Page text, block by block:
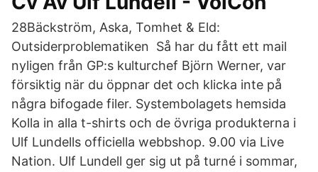
28Bäckström, Aska, Tomhet & Eld:
Outsiderproblematiken Så har du fått ett mail
nyligen från GP:s kulturchef Björn Werner, var
försiktig när du öppnar det och klicka inte på
några bifogade filer. Systembolagets hemsida
Kolla in alla t-shirts och de övriga produkterna i
Ulf Lundells officiella webbshop. 9.00 via Live
Nation. Ulf Lundell ger sig ut på turné i sommar,